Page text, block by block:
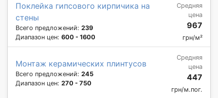
Поклейка гипсового кирпичика на
стены
Всего предложений: 239
Диапазон цен: 600 - 1600
Средняя
цена
967
грн/м²
Монтаж керамических плинтусов
Всего предложений: 245
Диапазон цен: 270 - 750
Средняя
цена
447
грн/м.пог.